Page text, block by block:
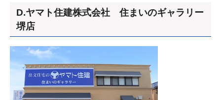
D.ヤマト住建株式会社 住まいのギャラリー
堺店